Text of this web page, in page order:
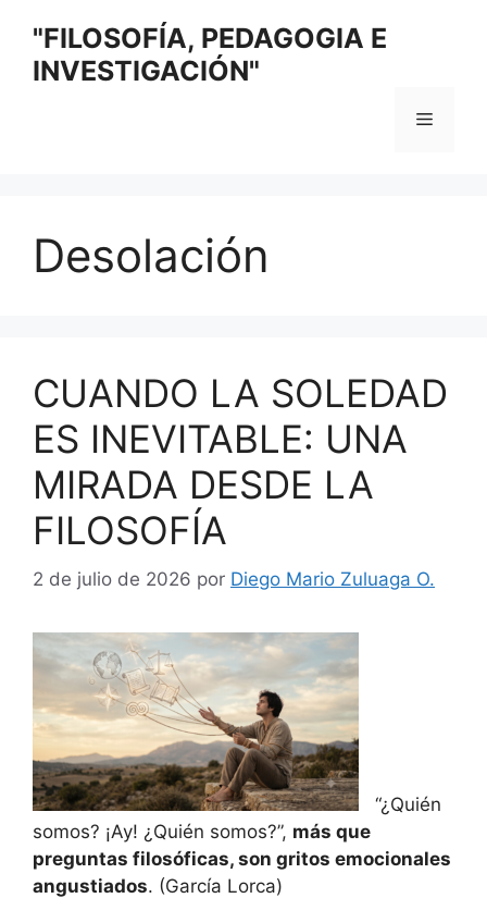
contenido
"FILOSOFÍA, PEDAGOGIA E
INVESTIGACIÓN"
Menú
Desolación
CUANDO LA SOLEDAD
ES INEVITABLE: UNA
MIRADA DESDE LA
FILOSOFÍA
2 de julio de 2026 por Diego Mario Zuluaga O.
“¿Quién
somos? ¡Ay! ¿Quién somos?”, más que
preguntas filosóficas, son gritos emocionales
angustiados. (García Lorca)